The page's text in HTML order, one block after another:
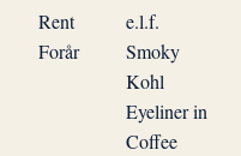
Rent
Forår
e.l.f.
Smoky
Kohl
Eyeliner in
Coffee